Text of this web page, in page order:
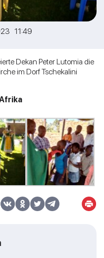
11:49
Dekan Peter Lutomia die
im Dorf Tschekalini